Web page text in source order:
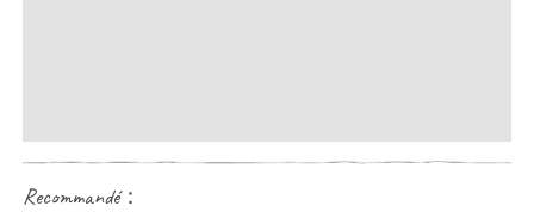
Recommandé：